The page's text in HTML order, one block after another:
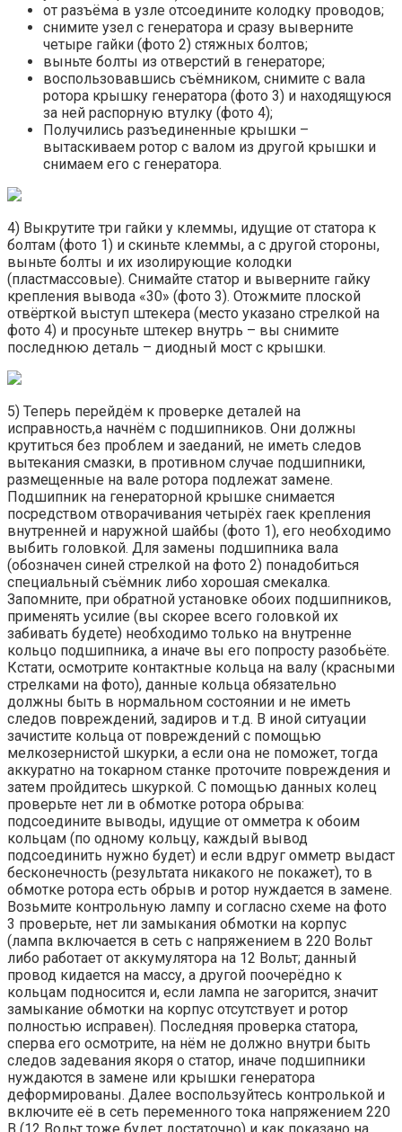
от разъёма в узле отсоедините колодку проводов;
снимите узел с генератора и сразу выверните
четыре гайки (фото 2) стяжных болтов;
выньте болты из отверстий в генераторе;
воспользовавшись съёмником, снимите с вала
ротора крышку генератора (фото 3) и находящуюся
за ней распорную втулку (фото 4);
Получились разъединенные крышки –
вытаскиваем ротор с валом из другой крышки и
снимаем его с генератора.
4) Выкрутите три гайки у клеммы, идущие от статора к
болтам (фото 1) и скиньте клеммы, а с другой стороны,
выньте болты и их изолирующие колодки
(пластмассовые). Снимайте статор и выверните гайку
крепления вывода «30» (фото 3). Отожмите плоской
отвёрткой выступ штекера (место указано стрелкой на
фото 4) и просуньте штекер внутрь – вы снимите
последнюю деталь – диодный мост с крышки.
5) Теперь перейдём к проверке деталей на
исправность,а начнём с подшипников. Они должны
крутиться без проблем и заеданий, не иметь следов
вытекания смазки, в противном случае подшипники,
размещенные на вале ротора подлежат замене.
Подшипник на генераторной крышке снимается
посредством отворачивания четырёх гаек крепления
внутренней и наружной шайбы (фото 1), его необходимо
выбить головкой. Для замены подшипника вала
(обозначен синей стрелкой на фото 2) понадобиться
специальный съёмник либо хорошая смекалка.
Запомните, при обратной установке обоих подшипников,
применять усилие (вы скорее всего головкой их
забивать будете) необходимо только на внутренне
кольцо подшипника, а иначе вы его попросту разобьёте.
Кстати, осмотрите контактные кольца на валу (красными
стрелками на фото), данные кольца обязательно
должны быть в нормальном состоянии и не иметь
следов повреждений, задиров и т.д. В иной ситуации
зачистите кольца от повреждений с помощью
мелкозернистой шкурки, а если она не поможет, тогда
аккуратно на токарном станке проточите повреждения и
затем пройдитесь шкуркой. С помощью данных колец
проверьте нет ли в обмотке ротора обрыва:
подсоедините выводы, идущие от омметра к обоим
кольцам (по одному кольцу, каждый вывод
подсоединить нужно будет) и если вдруг омметр выдаст
бесконечность (результата никакого не покажет), то в
обмотке ротора есть обрыв и ротор нуждается в замене.
Возьмите контрольную лампу и согласно схеме на фото
3 проверьте, нет ли замыкания обмотки на корпус
(лампа включается в сеть с напряжением в 220 Вольт
либо работает от аккумулятора на 12 Вольт; данный
провод кидается на массу, а другой поочерёдно к
кольцам подносится и, если лампа не загорится, значит
замыкание обмотки на корпус отсутствует и ротор
полностью исправен). Последняя проверка статора,
сперва его осмотрите, на нём не должно внутри быть
следов задевания якоря о статор, иначе подшипники
нуждаются в замене или крышки генератора
деформированы. Далее воспользуйтесь контролькой и
включите её в сеть переменного тока напряжением 220
В (12 Вольт тоже будет достаточно) и как показано на